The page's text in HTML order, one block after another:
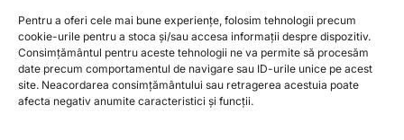
Pentru a oferi cele mai bune experiențe, folosim tehnologii precum
cookie-urile pentru a stoca și/sau accesa informații despre dispozitiv.
Consimțământul pentru aceste tehnologii ne va permite să procesăm
date precum comportamentul de navigare sau ID-urile unice pe acest
site. Neacordarea consimțământului sau retragerea acestuia poate
afecta negativ anumite caracteristici și funcții.
19.950,00 lei
Prețul
inițial
a
fost:
19.950,00 lei.
15.500,00lei Prețul
curent
este:
15.500,00 lei.
ADAUGĂ ÎN COȘ
8.000,00 leiPrețul
inițial
a
7.000,00leiPrețul
curent
este:
ADAUGĂ ÎN COȘ